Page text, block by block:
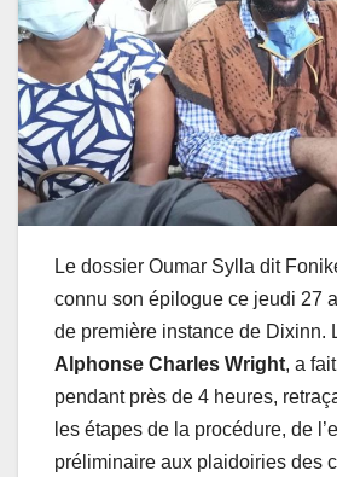
Le dossier Oumar Sylla dit
connu son épilogue ce jeudi 27
de première instance de Dixinn.
Alphonse Charles Wright, a
pendant près de 4 heures,
les étapes de la procédure, de
préliminaire aux plaidoiries des